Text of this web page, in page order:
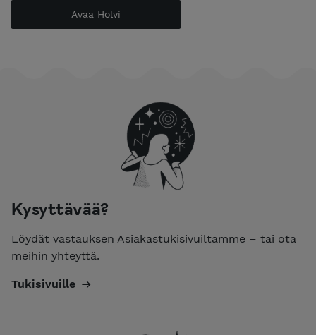
Avaa Holvi
Kysyttävää?
Löydät vastauksen Asiakastukisivuiltamme – tai ota
meihin yhteyttä.
Tukisivuille